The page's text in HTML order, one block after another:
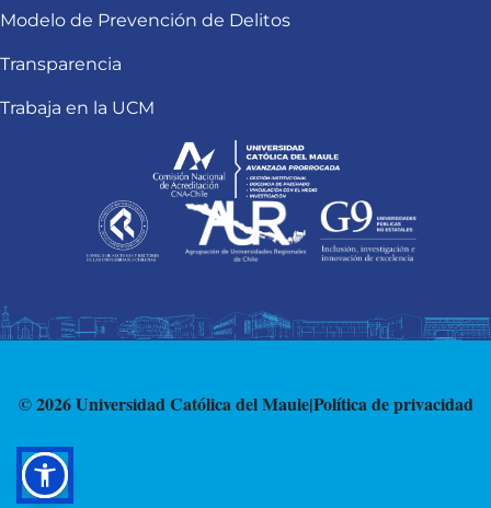
Modelo de Prevención de Delitos
Transparencia
Trabaja en la UCM
© 2026 Universidad Católica del Maule|Política de privacidad